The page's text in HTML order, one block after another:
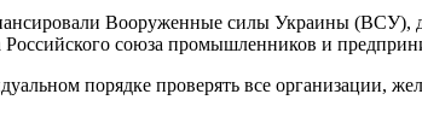
Вооруженные силы Украины (ВСУ),
союза промышленников и
порядке проверять все организации,